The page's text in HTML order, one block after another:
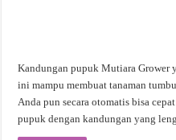
Kandungan pupuk Mutiara Grower
ini mampu membuat tanaman
Anda pun secara otomatis bisa
pupuk dengan kandungan yang